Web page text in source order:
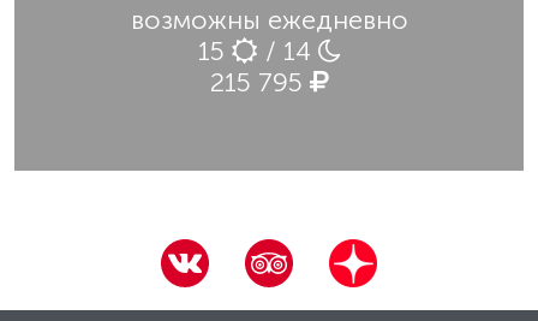
возможны ежедневно
15
/ 14
215 795